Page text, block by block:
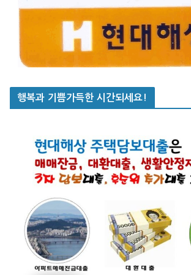
행복과 기쁨가득한 시간되세요!